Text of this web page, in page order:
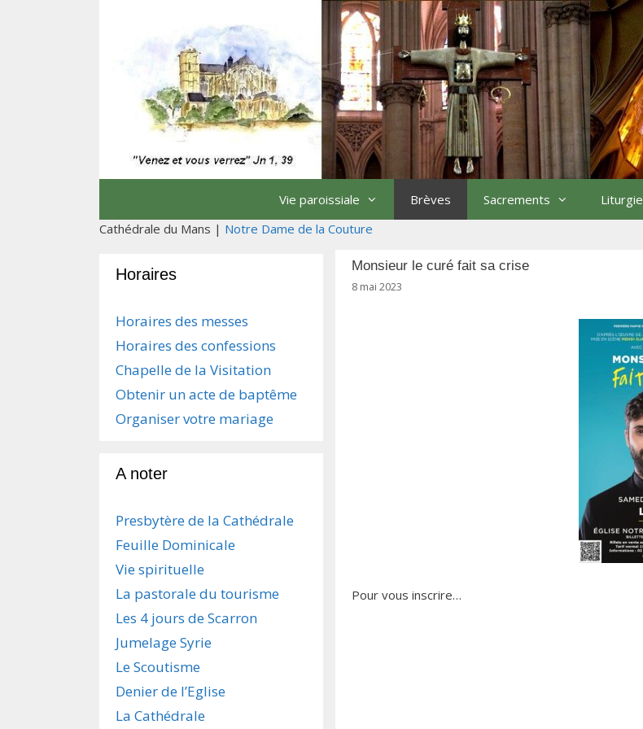
Vie paroissiale Brèves Sacrements Liturgie
Cathédrale du Mans | Notre Dame de la Couture
Monsieur le curé fait sa crise
8 mai 2023
Pour vous inscrire…
Horaires
Horaires des messes
Horaires des confessions
Chapelle de la Visitation
Obtenir un acte de baptême
Organiser votre mariage
A noter
Presbytère de la Cathédrale
Feuille Dominicale
Vie spirituelle
La pastorale du tourisme
Les 4 jours de Scarron
Jumelage Syrie
Le Scoutisme
Denier de l’Eglise
La Cathédrale